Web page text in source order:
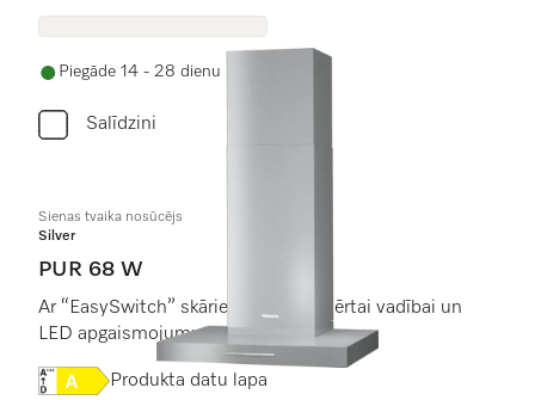
Piegāde 14 - 28 dienu laikā
Salīdzini
Sienas tvaika nosūcējs
Silver
PUR 68 W
Ar “EasySwitch” skārientaustiņiem ērtai vadībai un
LED apgaismojumu
Online Label Flag, Energoefektivitātes etiķete
Produkta datu lapa